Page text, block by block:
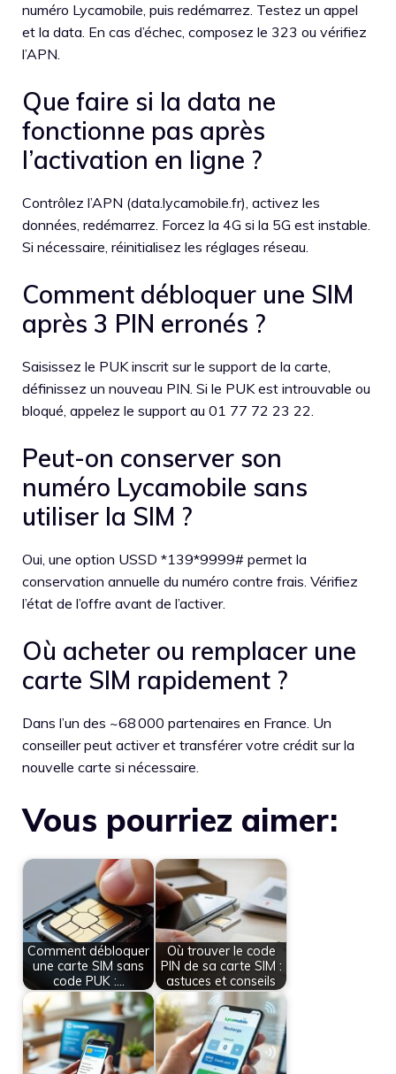
numéro Lycamobile, puis redémarrez. Testez un appel
et la data. En cas d’échec, composez le 323 ou vérifiez
l’APN.
Que faire si la data ne
fonctionne pas après
l’activation en ligne ?
Contrôlez l’APN (data.lycamobile.fr), activez les
données, redémarrez. Forcez la 4G si la 5G est instable.
Si nécessaire, réinitialisez les réglages réseau.
Comment débloquer une SIM
après 3 PIN erronés ?
Saisissez le PUK inscrit sur le support de la carte,
définissez un nouveau PIN. Si le PUK est introuvable ou
bloqué, appelez le support au 01 77 72 23 22.
Peut-on conserver son
numéro Lycamobile sans
utiliser la SIM ?
Oui, une option USSD *139*9999# permet la
conservation annuelle du numéro contre frais. Vérifiez
l’état de l’offre avant de l’activer.
Où acheter ou remplacer une
carte SIM rapidement ?
Dans l’un des ~68 000 partenaires en France. Un
conseiller peut activer et transférer votre crédit sur la
nouvelle carte si nécessaire.
Vous pourriez aimer:
Comment débloquer
une carte SIM sans
code PUK :…
Où trouver le code
PIN de sa carte SIM :
astuces et conseils